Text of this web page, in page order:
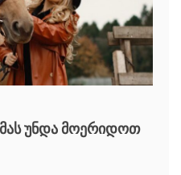
უნდა მოერიდოთ